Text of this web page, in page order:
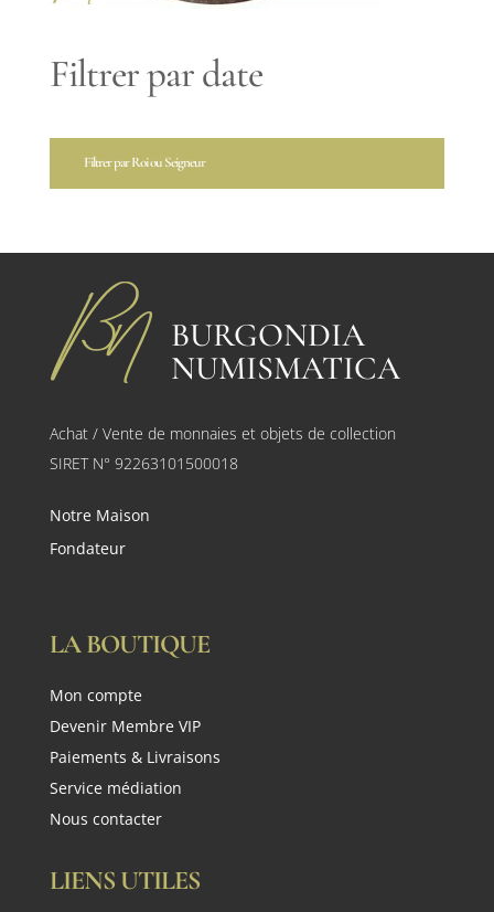
Filtrer par date
Filtrer par Roi ou Seigneur
BURGONDIA
NUMISMATICA
Achat / Vente de monnaies et objets de collection
SIRET N° 92263101500018
Notre Maison
Fondateur
LA BOUTIQUE
Mon compte
Devenir Membre VIP
Paiements & Livraisons
Service médiation
Nous contacter
LIENS UTILES